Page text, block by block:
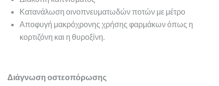
Κατανάλωση οινοπνευματωδών ποτών με μέτρο
Αποφυγή μακρόχρονης χρήσης φαρμάκων όπως η
κορτιζόνη και η θυροξίνη.
Διάγνωση οστεοπόρωσης